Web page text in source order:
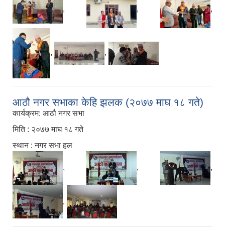
, , ,
, ,
आठौ नगर सभाका केहि झलक (२०७७ माघ १८ गते)
कार्यक्रम: आठौ नगर सभा
मिति : २०७७ माघ १८ गते
स्थान : नगर सभा हल
, , ,
,